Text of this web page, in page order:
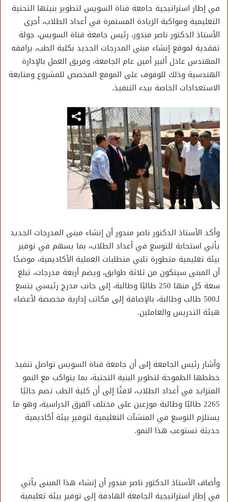
في إطار استراتيجية جامعة قناة السويس لتطوير بنيتها التحتية
التعليمية ومواكبة الزيادة المستمرة في أعداد الطلاب، أجرى
الأستاذ الدكتور ناصر مندور، رئيس جامعة قناة السويس، جولة
تفقدية لموقع إنشاء مبنى المدرجات الجديد بكلية الطب، يرافقه
المهندس عادل ألبير أمين عام الجامعة، وفريق العمل بالإدارة
الهندسية وذلك للوقوف على الموقع المخصص للمشروع ومتابعة
الاستعدادات الخاصة ببدء التنفيذ.
وأكد الأستاذ الدكتور ناصر مندور أن إنشاء مبنى المدرجات الجديد
يأتي استجابة للتوسع في أعداد الطلاب، بما يسهم في توفير
بيئة تعليمية متطورة تلبي متطلبات العملية الأكاديمية، موضحًا
أن المبنى سيتكون من ثلاثة طوابق، ويضم أربعة مدرجات، تبلغ
سعة كل منها 250 طالبًا وطالبة، إلى جانب مدرج رئيسي يتسع
لـ500 طالب وطالبة، بالإضافة إلى مكاتب إدارية مخصصة لأعضاء
هيئة التدريس والعاملين.
وأشار رئيس الجامعة إلى أن جامعة قناة السويس تواصل تنفيذ
خططها الطموحة لتطوير البنية التحتية، بما يتواكب مع النمو
المتزايد في أعداد الطلاب، لافتًا إلى أن كلية الطب تضم حاليًا
2265 طالبًا وطالبة موزعين على مختلف الفرق الدراسية، وهو ما
يستلزم التوسع في المنشآت التعليمية لتوفير بيئة أكاديمية
حديثة تستوعب هذا النمو.
وأضاف الأستاذ الدكتور ناصر مندور أن إنشاء هذا المبنى يأتي
في إطار استراتيجية الجامعة الهادفة إلى توفير بيئة تعليمية